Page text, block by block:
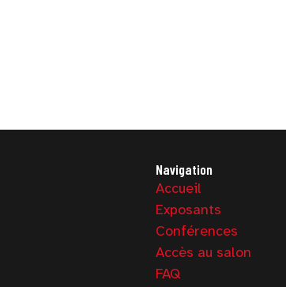
Navigation
Accueil
Exposants
Conférences
Accès au salon
FAQ